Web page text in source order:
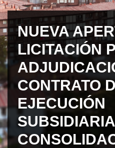
NUEVA
LICITACIÓN
CONTRATO
EJECUCIÓN